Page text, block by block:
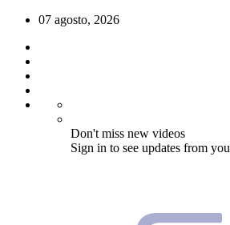
07 agosto, 2026
Don't miss new videos
Sign in to see updates from